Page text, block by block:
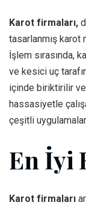
Karot firmaları,
tasarlanmış karot
İşlem sırasında,
ve kesici uç
içinde biriktirilir ve
hassasiyetle
çeşitli
En İyi
Karot firmaları